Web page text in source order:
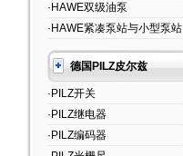
·HAWE双级油泵
·HAWE紧凑泵站与小型泵站
德国PILZ皮尔兹
·PILZ开关
·PILZ继电器
·PILZ编码器